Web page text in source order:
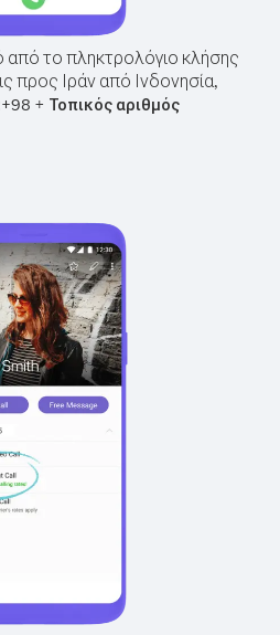
από το πληκτρολόγιο κλήσης
προς Ιράν από Ινδονησία,
+98 + Τοπικός αριθμός